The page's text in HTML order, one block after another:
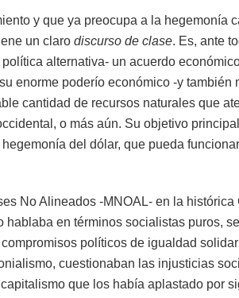
y que ya preocupa a la hegemonía
un claro discurso de clase. Es, ante
alternativa- un acuerdo
enorme poderío económico -y también
cantidad de recursos naturales que
o más aún. Su objetivo
del dólar, que pueda
No Alineados -MNOAL- en la
hablaba en términos socialistas puros,
políticos de igualdad
cuestionaban las injusticias
que los había aplastado por